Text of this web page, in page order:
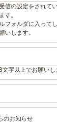
信の設定をされてい
す。
フォルダに入って
いします。
文字以上でお願いし
のお知らせ